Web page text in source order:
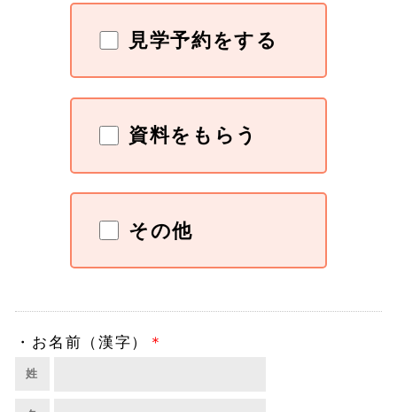
見学予約をする
資料をもらう
その他
・ お名前（漢字） ＊
姓